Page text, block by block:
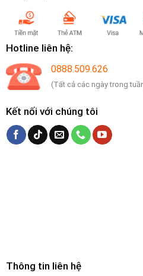
Hotline liên hệ:
0888.509.626
(Tất cả các ngày trong
Kết nối với chúng tôi
Thông tin liên hệ